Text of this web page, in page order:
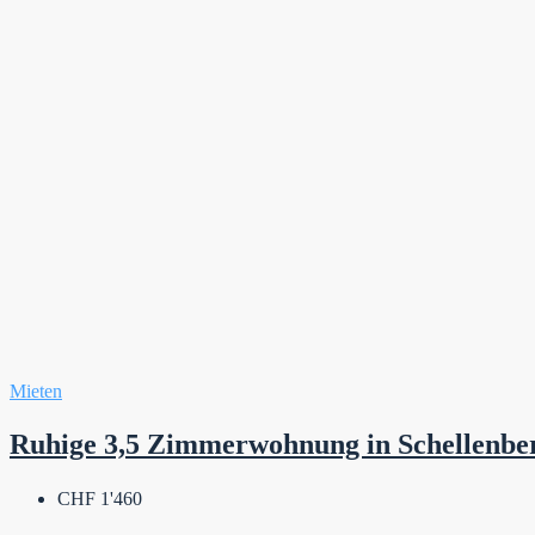
Mieten
Ruhige 3,5 Zimmerwohnung in
CHF 1'460